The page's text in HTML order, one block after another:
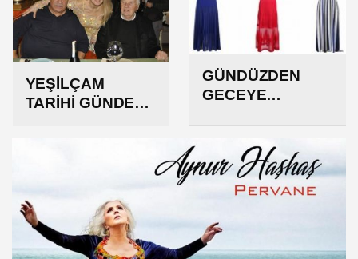
YEŞİLÇAM
TARİHİ GÜNDE
GÜNDÜZDEN
GECEYE